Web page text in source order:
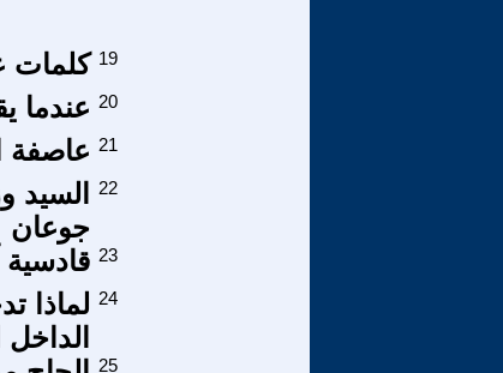
كلمات 19
عندما 20
عاصفة 21
السيد
جوعان
22
23
لماذا 24
25